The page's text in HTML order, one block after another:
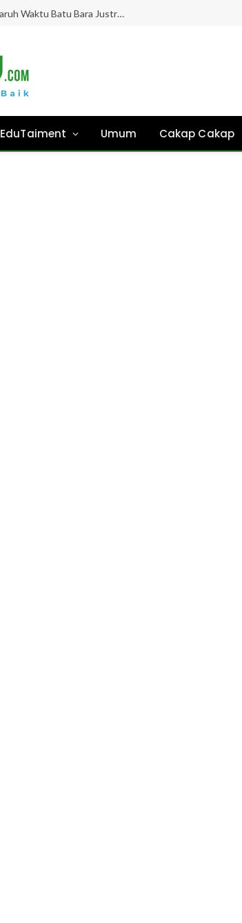
Gaji Hampir 8 Bulan “Ghaib”, Guru PPPK Paruh Waktu Batu Bara Justru Didesak Asesmen Tanpa Kejelasan!
EduTaiment Umum Cakap Cakap